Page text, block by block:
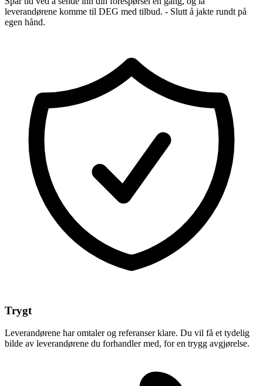
leverandørene komme til DEG med tilbud. - Slutt å jakte rundt på
egen hånd.
Trygt
Leverandørene har omtaler og referanser klare. Du vil få et tydelig
bilde av leverandørene du forhandler med, for en trygg avgjørelse.